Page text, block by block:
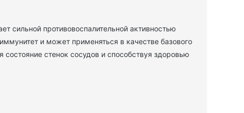
сильной противовоспалительной активностью
и может применяться в качестве базового
стенок сосудов и способствуя здоровью